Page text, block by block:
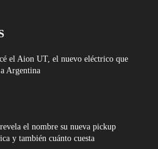
el Aion UT, el nuevo eléctrico que
Argentina
el nombre su nueva pickup
y también cuánto cuesta